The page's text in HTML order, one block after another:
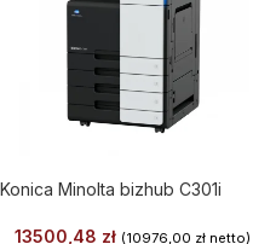
Konica Minolta bizhub C301i
13500,48 zł (10976,00 zł netto)